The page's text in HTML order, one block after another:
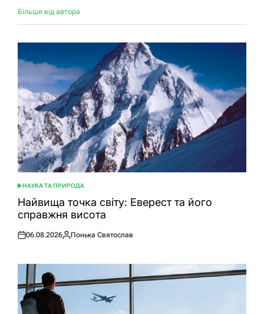
Більше від автора
ОПУБЛІКУВАТИ
У
НАУКА ТА ПРИРОДА
Найвища точка світу: Еверест та його
справжня висота
Оприлюднено
06.08.2026
Опубліковано
Понька Святослав